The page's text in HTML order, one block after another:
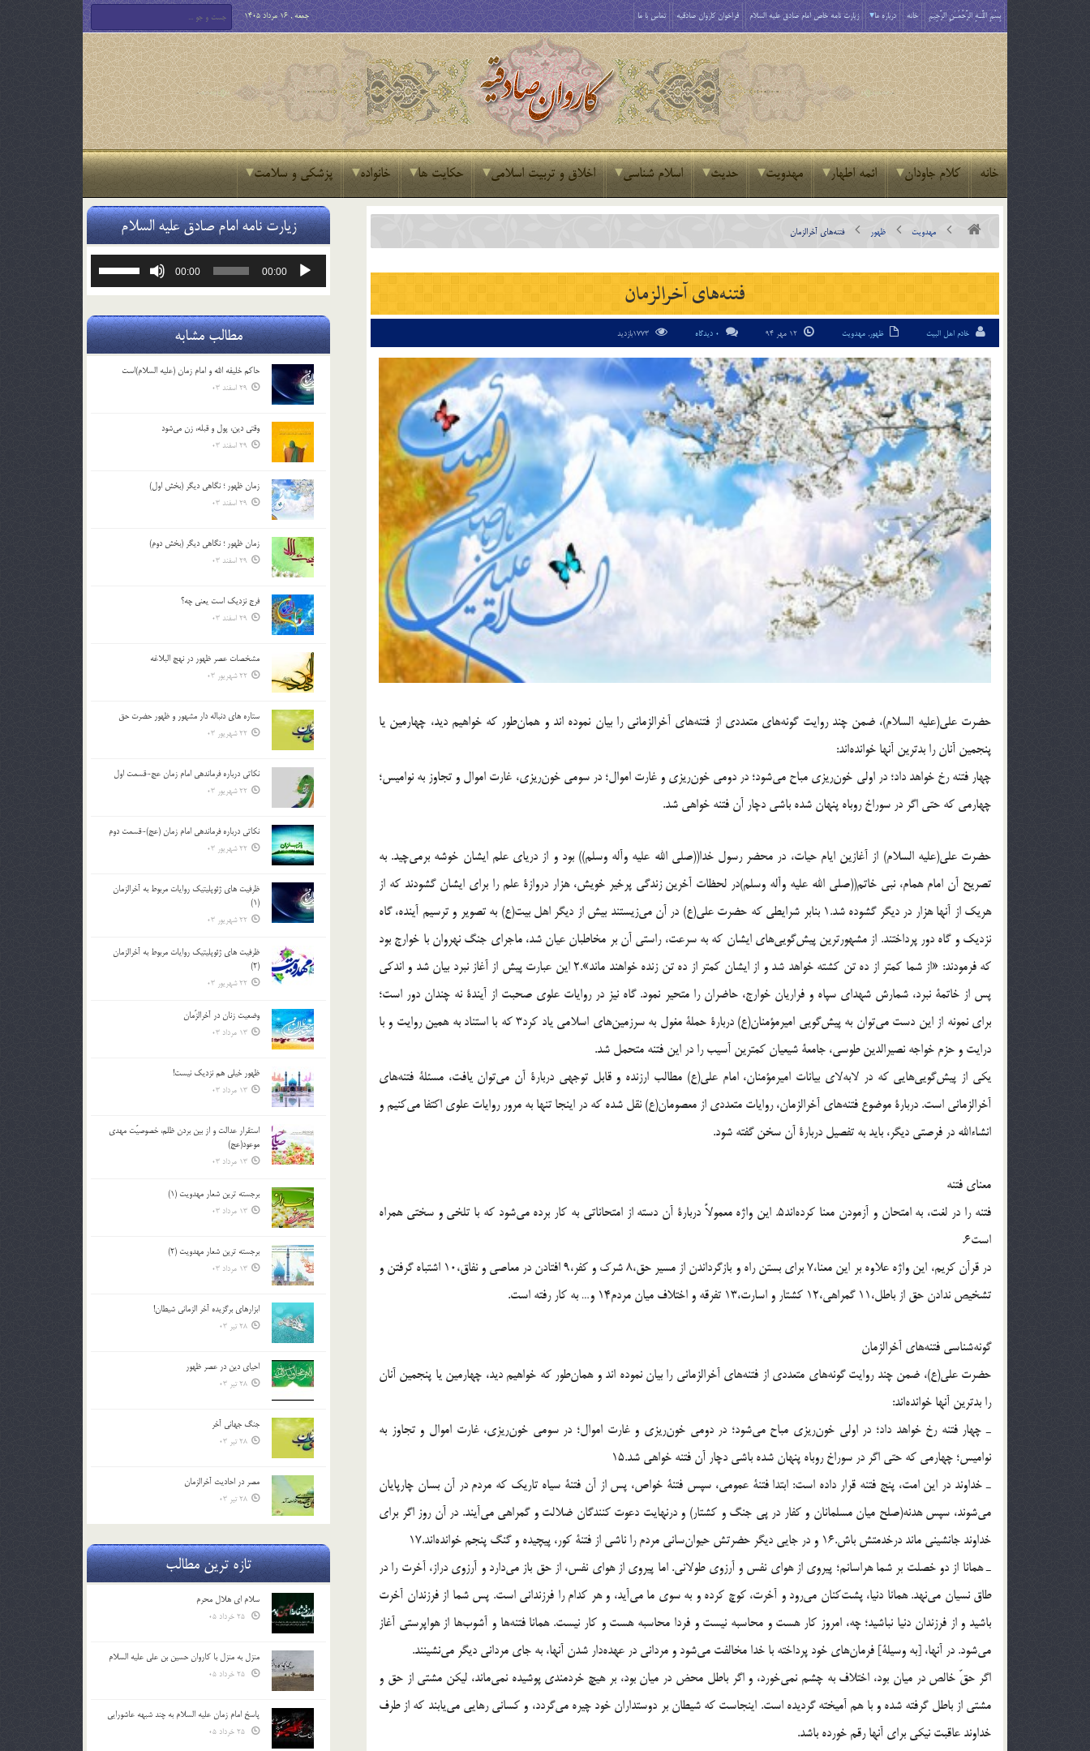
بِسْمِ اللَّـهِ الرَّحْمَـٰنِ الرَّحِيمِ خانه درباره ما زیارت نامه خاص امام صادق علیه السلام فراخوان کاروان صادقیه تماس با ما جمعه , 16 مرداد 1405
خانه کلام جاودان ائمه اطهار مهدویت حدیث اسلام شناسی اخلاق و تربیت اسلامی حکایت ها خانواده پزشکی و سلامت
مهدویت ظهور فتنه‌های آخرالزمان
فتنه‌های آخرالزمان
خادم اهل البیت ظهور, مهدویت 0 دیدگاه
حضرت علي(علیه السلام)، ضمن چند روايت گونه‌هاي متعددي از فتنه‌هاي آخرالزماني را بيان نموده اند و همان‌طور كه خواهيم ديد، چهارمين يا
پنجمين آنان را بدترين آنها خوانده‌اند:
چهار فتنه رخ خواهد داد؛ در اولي خون‌ريزي مباح مي‌شود؛ در دومي خون‌ريزي و غارت اموال؛ در سومي خون‌ريزي، غارت اموال و تجاوز به نواميس؛
چهارمي كه حتي اگر در سوراخ روباه پنهان شده باشي دچار آن فتنه خواهي شد.
حضرت علي(علیه السلام) از آغازين ايام حيات، در محضر رسول خدا((صلی الله علیه وآله وسلم)) بود و از درياي علم ايشان خوشه برمي‌چيد. به
تصريح آن امام همام، نبي خاتم((صلی الله علیه وآله وسلم)در لحظات آخرين زندگي پرخير خويش، هزار دروازة علم را براي ايشان گشودند كه از
هريك از آنها هزار در ديگر گشوده شد.1 بنابر شرايطي كه حضرت علي(ع) در آن مي‌زيستند بيش از ديگر اهل بيت(ع) به تصوير و ترسيم آينده، گاه
نزديك و گاه دور پرداختند. از مشهورترين پيش‌گويي‌هاي ايشان كه به سرعت، راستي آن بر مخاطبان عيان شد، ماجراي جنگ نهروان با خوارج بود
كه فرمودند: «از شما كمتر از ده تن كشته خواهد شد و از ايشان كمتر از ده تن زنده خواهند ماند».2 اين عبارت پيش از آغاز نبرد بيان شد و اندكي
پس از خاتمة نبرد، شمارش شهداي سپاه و فراريان خوارج، حاضران را متحير نمود. گاه نيز در روايات علوي صحبت از آيندة نه چندان دور است؛
براي نمونه از اين دست مي‌توان به پيش‌گويي اميرمؤمنان(ع) دربارة حملة مغول به سرزمين‌هاي اسلامي ياد كرد3 كه با استناد به همين روايت و با
درايت و حزم خواجه نصيرالدين طوسي، جامعة شيعيان كمترين آسيب را در اين فتنه متحمل شد.
يكي از پيش‌گويي‌هايي كه در لابه‌لاي بيانات اميرمؤمنان، امام علي(ع) مطالب ارزنده و قابل توجهي دربارة آن مي‌توان يافت، مسئلة فتنه‌هاي
آخرالزماني است. دربارة موضوع فتنه‌هاي آخرالزمان، روايات متعددي از معصومان(ع) نقل شده كه در اينجا تنها به مرور روايات علوي اكتفا مي‌كنيم و
انشاءالله در فرصتي ديگر، بايد به تفصيل دربارة آن سخن گفته شود.
معناي فتنه
فتنه را در لغت، به امتحان و آزمودن معنا كرده‌اند5. اين واژه معمولاً دربارة آن دسته از امتحاناتي به كار برده مي‌شود كه با تلخي و سختي همراه
است6.
در قرآن كريم، اين واژه علاوه بر اين معنا،7 براي بستن راه و بازگرداندن از مسير حق،8 شرك و كفر،9 افتادن در معاصي و نفاق،10 اشتباه گرفتن و
تشخيص ندادن حق از باطل،11 گمراهي،12 كشتار و اسارت،13 تفرقه و اختلاف ميان مردم14 و… به كار رفته است.
گونه‌شناسي فتنه‌هاي آخرالزمان
حضرت علي(ع)، ضمن چند روايت گونه‌هاي متعددي از فتنه‌هاي آخرالزماني را بيان نموده اند و همان‌طور كه خواهيم ديد، چهارمين يا پنجمين آنان
را بدترين آنها خوانده‌اند:
ـ چهار فتنه رخ خواهد داد؛ در اولي خون‌ريزي مباح مي‌شود؛ در دومي خون‌ريزي و غارت اموال؛ در سومي خون‌ريزي، غارت اموال و تجاوز به
نواميس؛ چهارمي كه حتي اگر در سوراخ روباه پنهان شده باشي دچار آن فتنه خواهي شد.15
ـ خداوند در اين امت، پنج فتنه قرار داده است: ابتدا فتنة عمومي، سپس فتنة خواص، پس از آن فتنة سياه تاريك كه مردم در آن بسان چارپايان
مي‌شوند، سپس هدنه(صلح ميان مسلمانان و كفار در پي جنگ و كشتار) و درنهايت دعوت كنندگان ضلالت و گمراهي مي‌آيند. در آن روز اگر براي
خداوند جانشيني ماند درخدمتش باش.16 و در جايي ديگر حضرتش حيوان‌ساني مردم را ناشي از فتنة كور، پيچيده و گنگ پنجم خوانده‌اند.17
ـ همانا از دو خصلت بر شما هراسانم؛ پيروي از هواي نفس و آرزوي طولاني. اما پيروي از هواي نفس، از حق باز مي‌دارد و آرزوي دراز، آخرت را در
طاق نسيان مي‌نهد. همانا دنيا، پشت‌كنان مي‌رود و آخرت، كوچ كرده و به سوي ما مي‌آيد، و هر كدام را فرزنداني است. پس شما از فرزندان آخرت
باشيد و از فرزندان دنيا نباشيد؛ چه، امروز كار هست و محاسبه نيست و فردا محاسبه هست و كار نيست. همانا فتنه‌ها و آشوب‌ها از هواپرستي آغاز
مي‌شود. در آنها، [به وسيلة] فرمان‌هاي خود پرداخته با خدا مخالفت مي‌شود و مرداني در عهده‌دار شدن آنها، به جاي مرداني ديگر مي‌نشينند.
اگر حقّ خالص در ميان بود، اختلاف به چشم نمي‌خورد، و اگر باطل محض در ميان بود، بر هيچ خردمندي پوشيده نمي‌ماند، ليكن مشتي از حق و
مشتي از باطل گرفته شده و با هم آميخته گرديده است. اينجاست كه شيطان بر دوستداران خود چيره مي‌گردد، و كساني رهايي مي‌يابند كه از طرف
خداوند عاقبت نيكي براي آنها رقم خورده باشد.
زیارت نامه امام صادق علیه السلام
پخش‌کننده
00:00
00:00
یا
صدا
کلیدهای
مطالب مشابه
حاکم خليفه الله و امام زمان (علیه السلام)است
29 اسفند 03
وقتی دین، پول و قبله، زن می‌شود
29 اسفند 03
زمان ظهور ؛ نگاهی دیگر (بخش اول)
29 اسفند 03
زمان ظهور ؛ نگاهی دیگر (بخش دوم)
29 اسفند 03
فرج نزدیک است یعنی چه؟
29 اسفند 03
مشخصات عصر ظهور در نهج البلاغه
22 شهریور 03
ستاره های دنباله دار مشهور و ظهور حضرت حق
22 شهریور 03
نکاتى درباره فرماندهى امام زمان عج-قسمت اول
22 شهریور 03
نکاتى درباره فرماندهى امام زمان (عج)-قسمت دوم
22 شهریور 03
ظرفیت های ژئوپلیتیک روایات مربوط به آخرالزمان
(1)
22 شهریور 03
ظرفیت های ژئوپلیتیک روایات مربوط به آخرالزمان
(2)
22 شهریور 03
وضعیت زنان در آخرالزّمان
13 مرداد 03
ظهور خیلی هم نزدیک نیست!
13 مرداد 03
استقرار عدالت و از بين بردن ظلم، خصوصيّت مهدي
موعود(عج)
13 مرداد 03
برجسته ترين شعار مهدويت (1)
13 مرداد 03
برجسته ترين شعار مهدويت (2)
13 مرداد 03
ابزارهاي برگزيده آخر الزماني شيطان!
28 تیر 03
احياي دين در عصر ظهور
28 تیر 03
جنگ جهاني آخر
28 تیر 03
مصر در احادیث آخرالزمان
28 تیر 03
تازه ترین مطالب
سلام ای هلال محرم
منزل به منزل با کاروان حسین بن علی علیه السلام
پاسخ امام زمان علیه السلام به چند شبهه عاشورایی